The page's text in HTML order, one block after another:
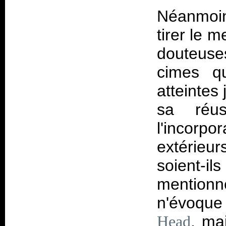
tirer le
cimes
atteintes
sa
soient-
Head,